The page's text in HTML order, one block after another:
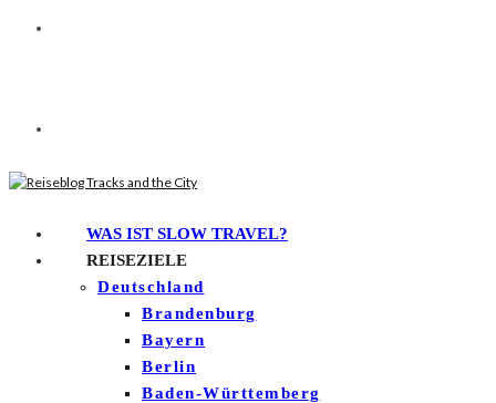
WAS IST SLOW TRAVEL?
REISEZIELE
Deutschland
Brandenburg
Bayern
Berlin
Baden-Württemberg